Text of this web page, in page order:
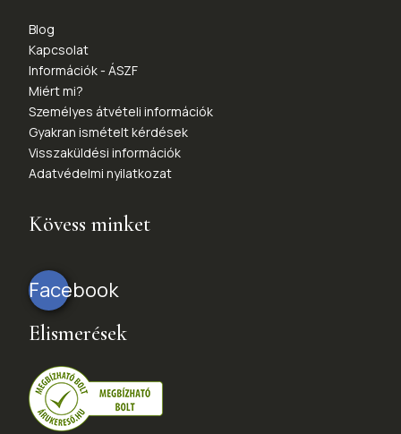
Blog
Kapcsolat
Információk - ÁSZF
Miért mi?
Személyes átvételi információk
Gyakran ismételt kérdések
Visszaküldési információk
Adatvédelmi nyilatkozat
Kövess minket
Facebook
Elismerések